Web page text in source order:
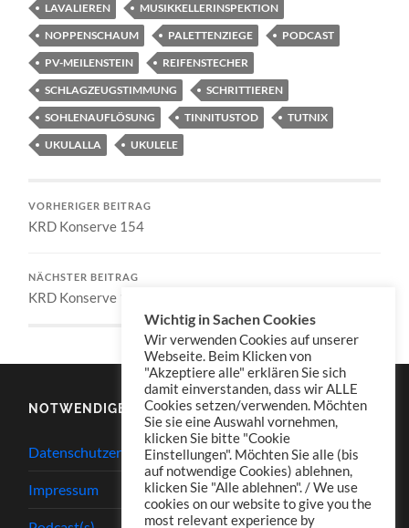
LAVALIEREN
MUSIKKELLERINSPEKTION
NOPPENSCHAUM
PALETTENZIEGE
PODCAST
PV-MEILENSTEIN
REIFENSTECHER
SCHLAGZEUGSTIMMUNG
SCHRITTIEREN
SOHLENAUFLÖSUNG
TINNITUSTOD
TUTNIX
UKULALLA
UKULELE
VORHERIGER BEITRAG
KRD Konserve 154
NÄCHSTER BEITRAG
KRD Konserve 156
NOTWENDIGES
Datenschutzerklärung
Impressum
Wichtig in Sachen Cookies
Wir verwenden Cookies auf unserer
Webseite. Beim Klicken von
"Akzeptiere alle" erklären Sie sich
damit einverstanden, dass wir ALLE
Cookies setzen/verwenden. Möchten
Sie sie eine Auswahl vornehmen,
klicken Sie bitte "Cookie
Einstellungen". Möchten Sie alle (bis
auf notwendige Cookies) ablehnen,
klicken Sie "Alle ablehnen". / We use
cookies on our website to give you the
most relevant experience by